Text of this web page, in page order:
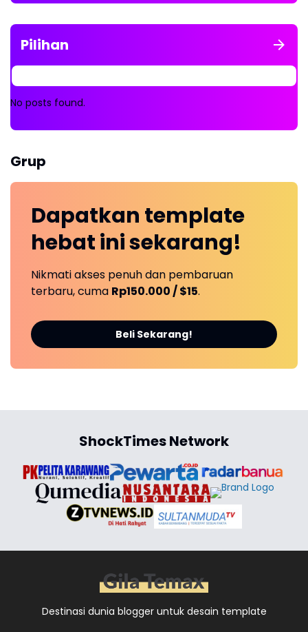
Pilihan
No posts found.
Grup
Dapatkan template
hebat inisekarang!
Nikmati akses penuh dan pembaruan
terbaru, cuma Rp150.000 / $15.
Beli Sekarang!
ShockTimes Network
Destinasi dunia blogger untuk desain template